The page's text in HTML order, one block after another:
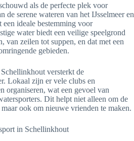
als de perfecte plek voor
de serene wateren van het IJsselmeer en
een ideale bestemming voor
water biedt een veilige speelgrond
van zeilen tot suppen, en dat met een
gebieden.
versterkt de
Lokaal zijn er vele clubs en
organiseren, wat een gevoel van
Dit helpt niet alleen om de
ook om nieuwe vrienden te maken.